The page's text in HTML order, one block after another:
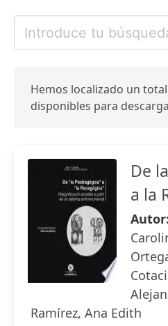
Hemos localizado un
disponibles para
De
a la
Autor:
Ramírez, Ana Edith